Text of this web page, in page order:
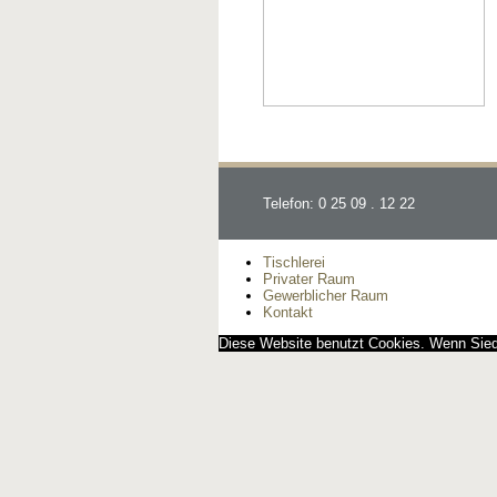
Telefon: 0 25 09 . 12 22
Tischlerei
Privater Raum
Gewerblicher Raum
Kontakt
Diese Website benutzt Cookies. Wenn